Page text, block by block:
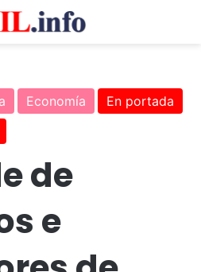
Economía
En portada
de
e